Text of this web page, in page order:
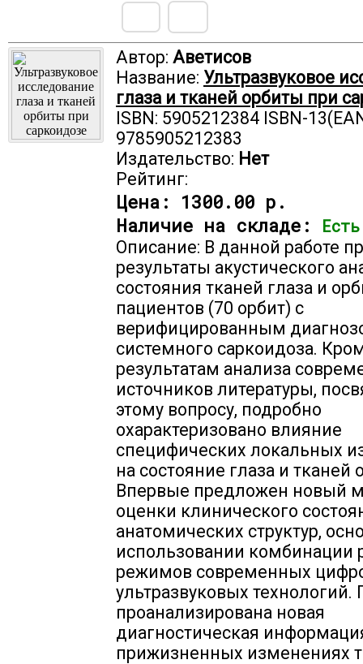
Автор: Аветисов
Название: Ультразвуковое
глаза и тканей орбиты при
ISBN: 5905212384 ISBN-
9785905212383
Издательство: Нет
Рейтинг:
Цена: 1300.00 р.
Наличие на складе:
Описание: В данной работе
результаты акустического
состояния тканей глаза и
пациентов (70 орбит) с
верифицированным
системного саркоидоза.
результатам анализа
источников литературы,
этому вопросу, подробно
охарактеризовано влияние
специфических локальных
на состояние глаза и тканей
Впервые предложен новый
оценки клинического
анатомических структур,
использовании комбинации
режимов современных
ультразвуковых технологий.
проанализирована новая
диагностическая
прижизненных изменениях